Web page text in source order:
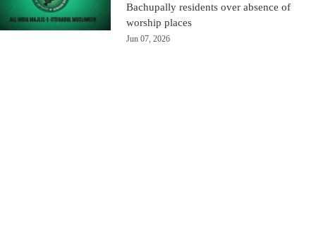
Bachupally residents over absence of
worship places
Jun 07, 2026